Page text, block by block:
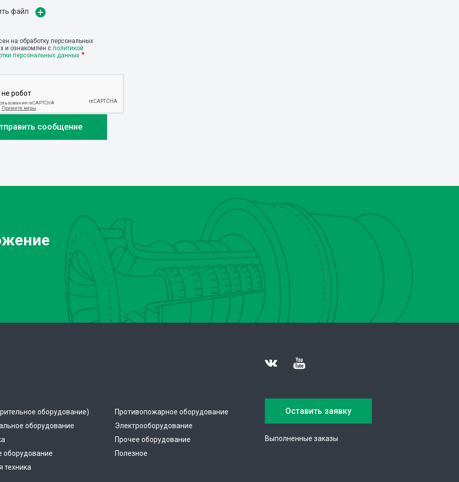
файл
на обработку персональных
и ознакомлен с политикой
персональных данных
оборудование)
оборудование
оборудование
техника
Противопожарное оборудование
Электрооборудование
Прочее оборудование
Полезное
Оставить заявку
Выполненные заказы